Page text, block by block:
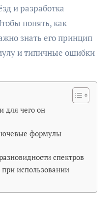
и разработка
понять, как
знать его принцип
и типичные ошибки
для чего он
формулы
спектров
использовании